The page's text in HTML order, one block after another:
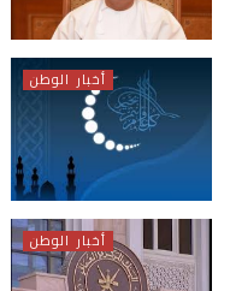
أخبار الوطن
أخبار الوطن